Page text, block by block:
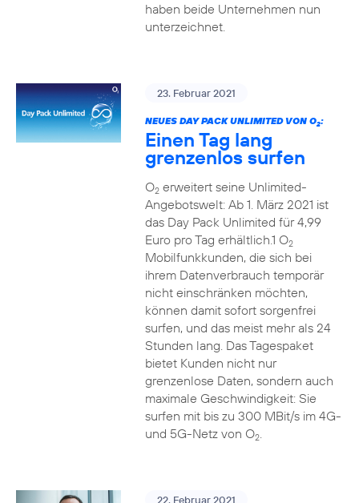
haben beide Unternehmen nun
unterzeichnet.
23. Februar 2021
NEUES DAY PACK UNLIMITED VON O2:
Einen Tag lang
grenzenlos surfen
O2erweitert seine Unlimited-
Angebotswelt: Ab 1. März 2021 ist
das Day Pack Unlimited für 4,99
Euro pro Tag erhältlich.1 O2
Mobilfunkkunden, die sich bei
ihrem Datenverbrauch temporär
nicht einschränken möchten,
können damit sofort sorgenfrei
surfen, und das meist mehr als 24
Stunden lang. Das Tagespaket
bietet Kunden nicht nur
grenzenlose Daten, sondern auch
maximale Geschwindigkeit: Sie
surfen mit bis zu 300 MBit/s im 4G-
und 5G-Netz von O2.
22. Februar 2021